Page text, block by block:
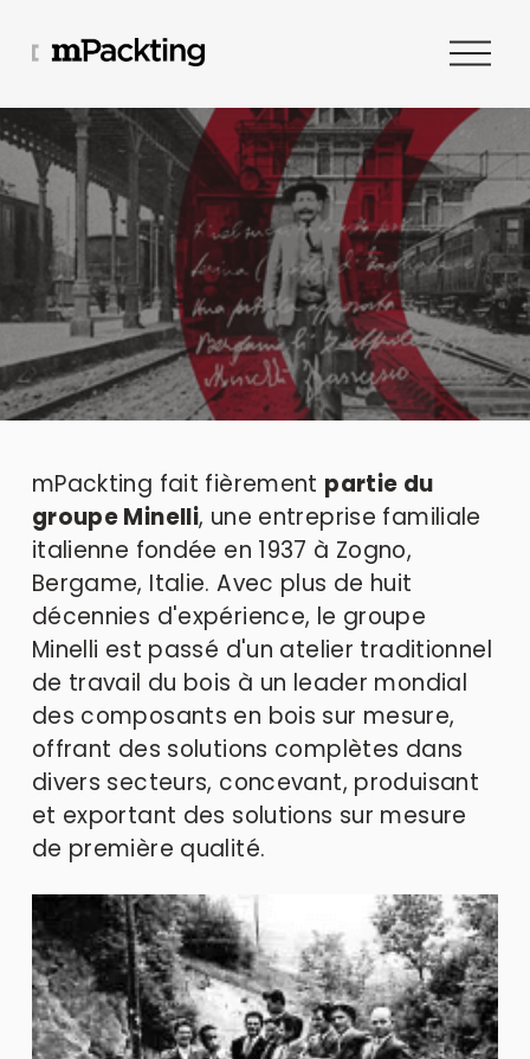
O
v
r
i
r
l
e
m
e
n
u
mPackting fait fièrement partie du
groupe Minelli, une entreprise familiale
italienne fondée en 1937 à Zogno,
Bergame, Italie. Avec plus de huit
décennies d'expérience, le groupe
Minelli est passé d'un atelier traditionnel
de travail du bois à un leader mondial
des composants en bois sur mesure,
offrant des solutions complètes dans
divers secteurs, concevant, produisant
et exportant des solutions sur mesure
de première qualité.